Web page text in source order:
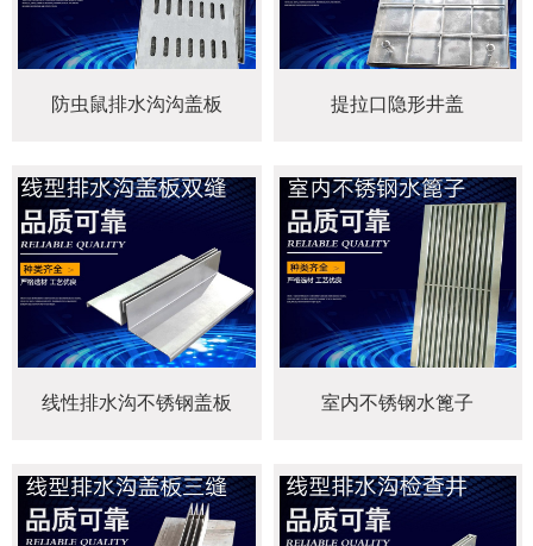
防虫鼠排水沟沟盖板 提拉口隐形井盖
线性排水沟不锈钢盖板 室内不锈钢水篦子